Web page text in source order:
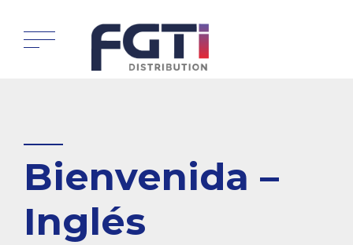
Bienvenida –
Inglés